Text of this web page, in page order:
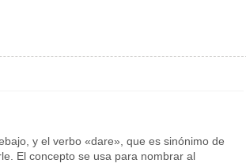
y el verbo «dare», que es sinónimo de
El concepto se usa para nombrar al